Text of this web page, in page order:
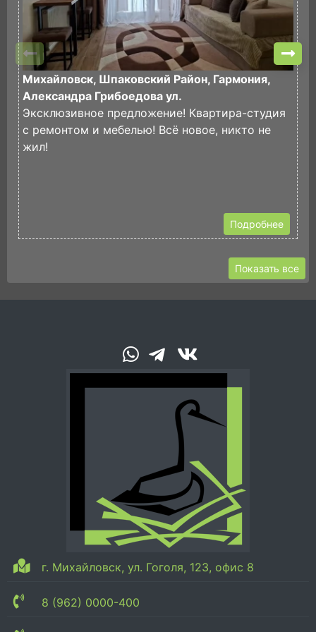
Михайловск, Шпаковский Район, Гармония,
Александра Грибоедова ул.
Эксклюзивное предложение! Квартира-студия
с ремонтом и мебелью! Всё новое, никто не
жил!
Подробнее
Показать все
г. Михайловск, ул. Гоголя, 123, офис 8
8 (962) 0000-400